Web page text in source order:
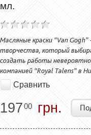
мл.
Масляные краски “Van
творчества, который
создать работы
компанией “Royal Talens” в
Сравнить
19700 грн.